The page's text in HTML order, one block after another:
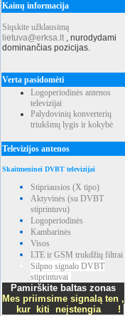
Kainų informacija
Siųskite užklausimą
lietuva@erksa.lt , nurodydami
dominančias pozicijas.
Verta pasidomėti
Logoperiodinės antenos
televizijai
Palydovinių konverterių
triukšmų lygis ir kokybė
Televizijos antenos
Skaitmeninei DVBT televizijai
Stipriausios (X tipo)
Aktyvinės (su DVBT
stiprintuvu)
Logoperiodinės
Kambarinės
Visos
LTE ir GSM trukdžių filtrai
Silpno signalo DVBT
stiprintuvai
Pamirškite baltas zonas
Mes priimsime signalą ten ,
kur kiti neįstengia !